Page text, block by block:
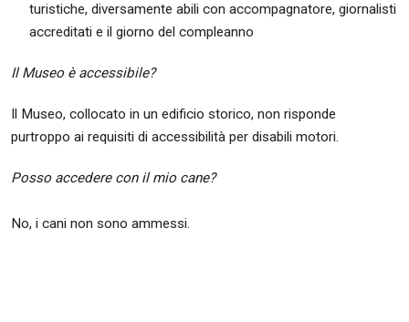
turistiche, diversamente abili con accompagnatore, giornalisti
accreditati e il giorno del compleanno
Il Museo è accessibile?
Il Museo, collocato in un edificio storico, non risponde
purtroppo ai requisiti di accessibilità per disabili motori.
Posso accedere con il mio cane?
No, i cani non sono ammessi.